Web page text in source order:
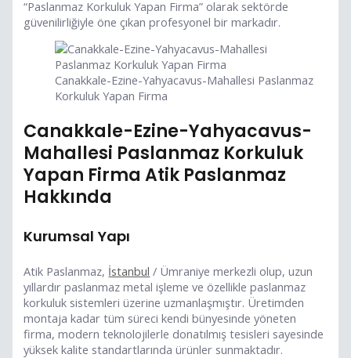
“Paslanmaz Korkuluk Yapan Firma” olarak sektörde
güvenilirliğiyle öne çıkan profesyonel bir markadır.
Canakkale-Ezine-Yahyacavus-Mahallesi Paslanmaz
Korkuluk Yapan Firma
Canakkale-Ezine-Yahyacavus-
Mahallesi Paslanmaz Korkuluk
Yapan Firma Atik Paslanmaz
Hakkında
Kurumsal Yapı
Atik Paslanmaz, İstanbul / Ümraniye merkezli olup, uzun
yıllardır paslanmaz metal işleme ve özellikle paslanmaz
korkuluk sistemleri üzerine uzmanlaşmıştır. Üretimden
montaja kadar tüm süreci kendi bünyesinde yöneten
firma, modern teknolojilerle donatılmış tesisleri sayesinde
yüksek kalite standartlarında ürünler sunmaktadır.